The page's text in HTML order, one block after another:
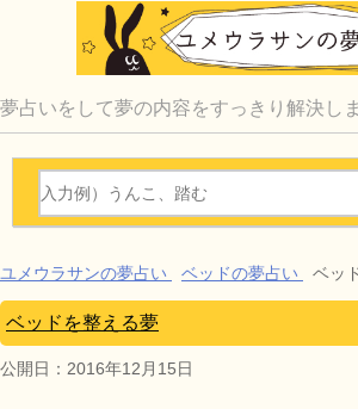
夢占いをして夢の内容をすっきり解決し
ユメウラサンの夢占い ベッドの夢占い ベッ
ベッドを整える夢
公開日： 2016年12月15日